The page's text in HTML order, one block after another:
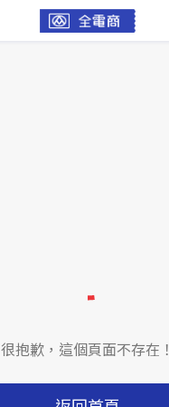
很抱歉，這個頁面不存在！